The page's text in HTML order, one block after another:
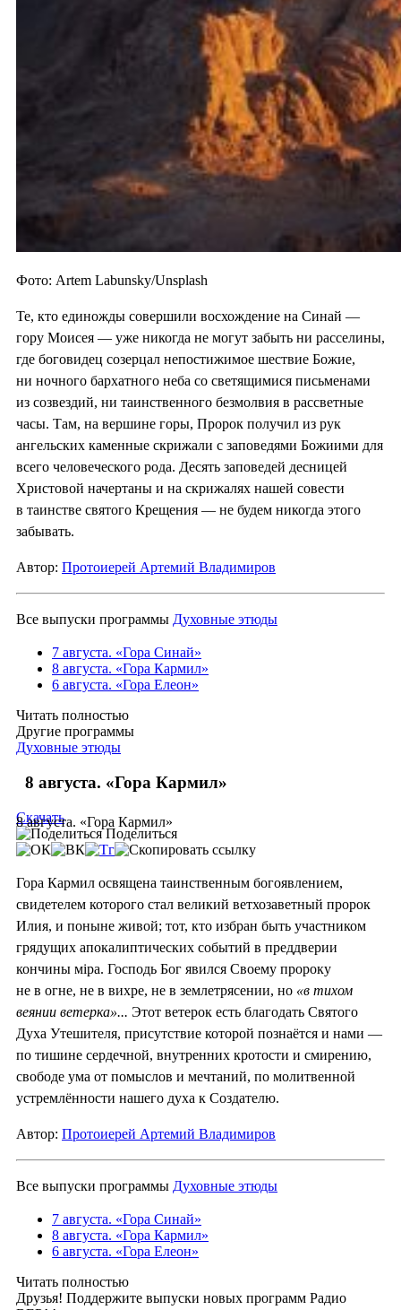
Фото: Artem Labunsky/Unsplash
Те, кто единожды совершили восхождение на Синай —
гору Моисея — уже никогда не могут забыть ни расселины,
где боговидец созерцал непостижимое шествие Божие,
ни ночного бархатного неба со светящимися письменами
из созвездий, ни таинственного безмолвия в рассветные
часы. Там, на вершине горы, Пророк получил из рук
ангельских каменные скрижали с заповедями Божиими для
всего человеческого рода. Десять заповедей десницей
Христовой начертаны и на скрижалях нашей совести
в таинстве святого Крещения — не будем никогда этого
забывать.
Автор: Протоиерей Артемий Владимиров
Все выпуски программы Духовные этюды
7 августа. «Гора Синай»
8 августа. «Гора Кармил»
6 августа. «Гора Елеон»
Читать полностью
Другие программы
Духовные этюды
8 августа. «Гора Кармил»
8 августа. «Гора Кармил»
Скачать
Поделиться
Гора Кармил освящена таинственным богоявлением,
свидетелем которого стал великий ветхозаветный пророк
Илия, и поныне живой; тот, кто избран быть участником
грядущих апокалиптических событий в преддверии
кончины мiра. Господь Бог явился Своему пророку
не в огне, не в вихре, не в землетрясении, но «в тихом
веянии ветерка»... Этот ветерок есть благодать Святого
Духа Утешителя, присутствие которой познаётся и нами —
по тишине сердечной, внутренних кротости и смирению,
свободе ума от помыслов и мечтаний, по молитвенной
устремлённости нашего духа к Создателю.
Автор: Протоиерей Артемий Владимиров
Все выпуски программы Духовные этюды
7 августа. «Гора Синай»
8 августа. «Гора Кармил»
6 августа. «Гора Елеон»
Читать полностью
Друзья! Поддержите выпуски новых программ Радио